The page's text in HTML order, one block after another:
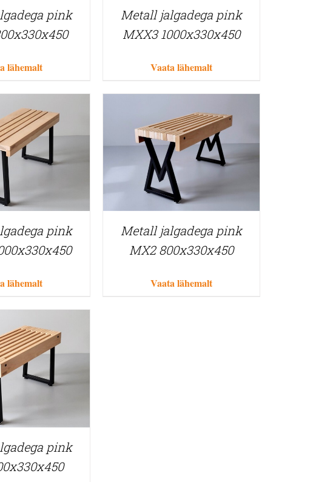
pink
lähemalt
Metall jalgadega pink
MXX3 1000x330x450
Vaata lähemalt
pink
lähemalt
Metall jalgadega pink
MX2 800x330x450
Vaata lähemalt
pink